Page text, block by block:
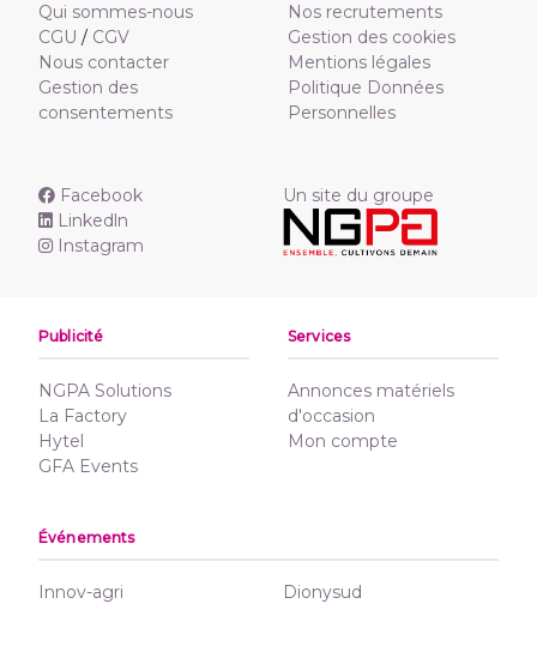
Qui sommes-nous
CGU / CGV
Nous contacter
Gestion des
consentements
Nos recrutements
Gestion des cookies
Mentions légales
Politique Données
Personnelles
Facebook
Linkedln
Instagram
Un site du groupe
Publicité
NGPA Solutions
La Factory
Hytel
GFA Events
Services
Annonces matériels
d'occasion
Mon compte
Événements
Innov-agri Dionysud